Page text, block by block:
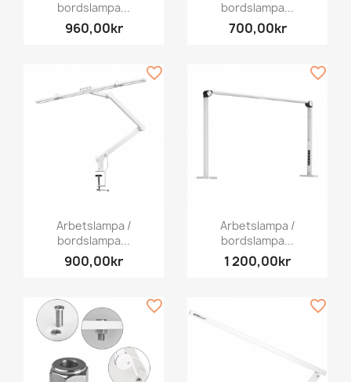
bordslampa...
960,00kr
bordslampa...
700,00kr
Arbetslampa /
bordslampa...
900,00kr
favorite_border
Arbetslampa /
bordslampa...
1 200,00kr
favorite_border
favorite_border favorite_border